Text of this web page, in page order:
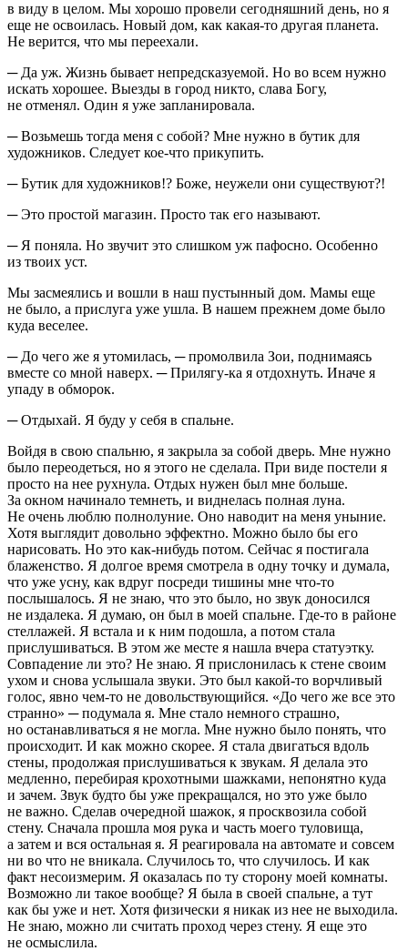
в виду в целом. Мы хорошо провели сегодняшний день, но я
еще не освоилась. Новый дом, как какая-то другая планета.
Не верится, что мы переехали.
─ Да уж. Жизнь бывает непредсказуемой. Но во всем нужно
искать хорошее. Выезды в город никто, слава Богу,
не отменял. Один я уже запланировала.
─ Возьмешь тогда меня с собой? Мне нужно в бутик для
художников. Следует кое-что прикупить.
─ Бутик для художников!? Боже, неужели они существуют?!
─ Это простой магазин. Просто так его называют.
─ Я поняла. Но звучит это слишком уж пафосно. Особенно
из твоих уст.
Мы засмеялись и вошли в наш пустынный дом. Мамы еще
не было, а прислуга уже ушла. В нашем прежнем доме было
куда веселее.
─ До чего же я утомилась, ─ промолвила Зои, поднимаясь
вместе со мной наверх. ─ Прилягу-ка я отдохнуть. Иначе я
упаду в обморок.
─ Отдыхай. Я буду у себя в спальне.
Войдя в свою спальню, я закрыла за собой дверь. Мне нужно
было переодеться, но я этого не сделала. При виде постели я
просто на нее рухнула. Отдых нужен был мне больше.
За окном начинало темнеть, и виднелась полная луна.
Не очень люблю полнолуние. Оно наводит на меня уныние.
Хотя выглядит довольно эффектно. Можно было бы его
нарисовать. Но это как-нибудь потом. Сейчас я постигала
блаженство. Я долгое время смотрела в одну точку и думала,
что уже усну, как вдруг посреди тишины мне что-то
послышалось. Я не знаю, что это было, но звук доносился
не издалека. Я думаю, он был в моей спальне. Где-то в районе
стеллажей. Я встала и к ним подошла, а потом стала
прислушиваться. В этом же месте я нашла вчера статуэтку.
Совпадение ли это? Не знаю. Я прислонилась к стене своим
ухом и снова услышала звуки. Это был какой-то ворчливый
голос, явно чем-то не довольствующийся. «До чего же все это
странно» ─ подумала я. Мне стало немного страшно,
но останавливаться я не могла. Мне нужно было понять, что
происходит. И как можно скорее. Я стала двигаться вдоль
стены, продолжая прислушиваться к звукам. Я делала это
медленно, перебирая крохотными шажками, непонятно куда
и зачем. Звук будто бы уже прекращался, но это уже было
не важно. Сделав очередной шажок, я просквозила собой
стену. Сначала прошла моя рука и часть моего туловища,
а затем и вся остальная я. Я реагировала на автомате и совсем
ни во что не вникала. Случилось то, что случилось. И как
факт несоизмерим. Я оказалась по ту сторону моей комнаты.
Возможно ли такое вообще? Я была в своей спальне, а тут
как бы уже и нет. Хотя физически я никак из нее не выходила.
Не знаю, можно ли считать проход через стену. Я еще это
не осмыслила.